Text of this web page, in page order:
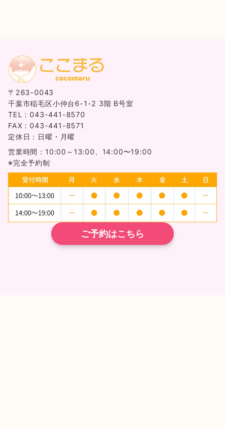
〒263-0043
千葉市稲毛区小仲台6-1-2 3階 B号室
TEL：043-441-8570
FAX：043-441-8571
定休日：日曜・月曜
営業時間：10:00～13:00、14:00〜19:00
※完全予約制
ご予約はこちら